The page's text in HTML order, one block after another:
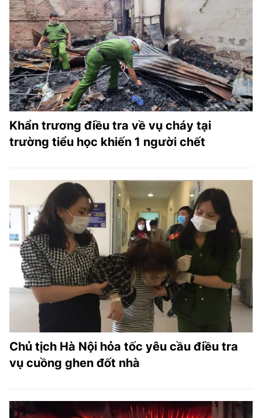
Khẩn trương điều tra về vụ cháy tại
trường tiểu học khiến 1 người chết
Chủ tịch Hà Nội hỏa tốc yêu cầu điều tra
vụ cuồng ghen đốt nhà